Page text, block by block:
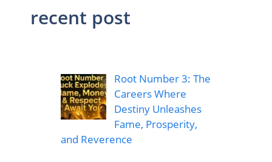
recent post
Root Number 3: The
Careers Where
Destiny Unleashes
Fame, Prosperity,
and Reverence